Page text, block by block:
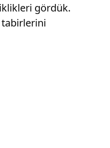
gördük.
tabirlerini